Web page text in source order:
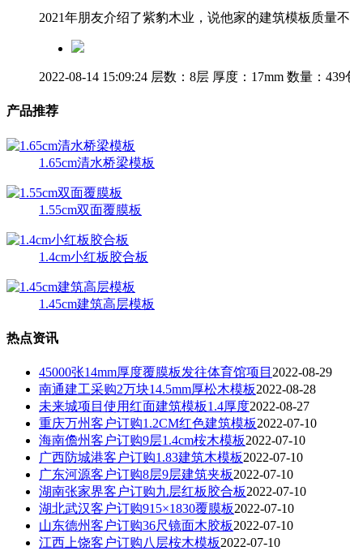
2021年朋友介绍了紫豹木业，说他家的建筑模板质量
2022-08-14 15:09:24 层数：8层 厚度：17mm 数量：439
产品推荐
1.65cm清水桥梁模板
1.55cm双面覆膜板
1.4cm小红板胶合板
1.45cm建筑高层模板
热点资讯
45000张14mm厚度覆膜板发往体育馆项目 2022-08-29
南通建工采购2万块14.5mm厚松木模板2022-08-28
未来城项目使用红面建筑模板1.4厚度2022-08-27
重庆万州客户订购1.2CM红色建筑模板2022-07-10
海南儋州客户订购9层1.4cm桉木模板2022-07-10
广西防城港客户订购1.83建筑木模板2022-07-10
广东河源客户订购8层9层建筑夹板2022-07-10
湖南张家界客户订购九层红板胶合板2022-07-10
湖北武汉客户订购915×1830覆膜板2022-07-10
山东德州客户订购36尺镜面木胶板2022-07-10
江西上饶客户订购八层桉木模板2022-07-10